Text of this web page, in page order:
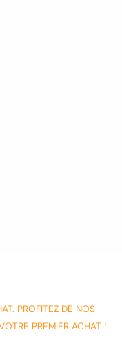
PROFITEZ DE NOS
PREMIER ACHAT !